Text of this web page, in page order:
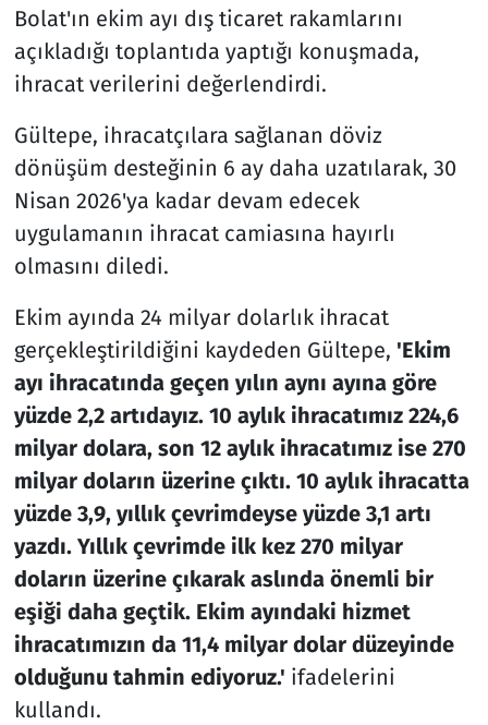
Bolat'ın ekim ayı dış ticaret rakamlarını
açıkladığı toplantıda yaptığı konuşmada,
ihracat verilerini değerlendirdi.
Gültepe, ihracatçılara sağlanan döviz
dönüşüm desteğinin 6 ay daha uzatılarak, 30
Nisan 2026'ya kadar devam edecek
uygulamanın ihracat camiasına hayırlı
olmasını diledi.
Ekim ayında 24 milyar dolarlık ihracat
gerçekleştirildiğini kaydeden Gültepe, 'Ekim
ayı ihracatında geçen yılın aynı ayına göre
yüzde 2,2 artıdayız. 10 aylık ihracatımız 224,6
milyar dolara, son 12 aylık ihracatımız ise 270
milyar doların üzerine çıktı. 10 aylık ihracatta
yüzde 3,9, yıllık çevrimdeyse yüzde 3,1 artı
yazdı. Yıllık çevrimde ilk kez 270 milyar
doların üzerine çıkarak aslında önemli bir
eşiği daha geçtik. Ekim ayındaki hizmet
ihracatımızın da 11,4 milyar dolar düzeyinde
olduğunu tahmin ediyoruz.' ifadelerini
kullandı.